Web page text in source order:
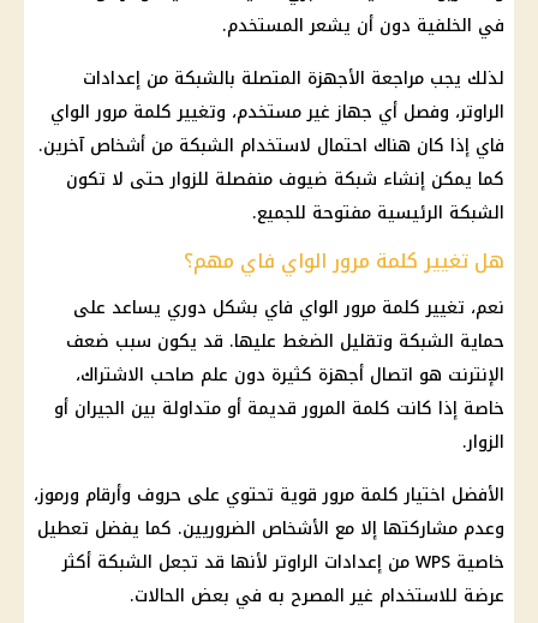
في الخلفية دون أن يشعر المستخدم.
لذلك يجب مراجعة الأجهزة المتصلة بالشبكة من إعدادات
الراوتر، وفصل أي جهاز غير مستخدم، وتغيير كلمة مرور الواي
فاي إذا كان هناك احتمال لاستخدام الشبكة من أشخاص آخرين.
كما يمكن إنشاء شبكة ضيوف منفصلة للزوار حتى لا تكون
الشبكة الرئيسية مفتوحة للجميع.
هل تغيير كلمة مرور الواي فاي مهم؟
نعم، تغيير كلمة مرور الواي فاي بشكل دوري يساعد على
حماية الشبكة وتقليل الضغط عليها. قد يكون سبب ضعف
الإنترنت هو اتصال أجهزة كثيرة دون علم صاحب الاشتراك،
خاصة إذا كانت كلمة المرور قديمة أو متداولة بين الجيران أو
الزوار.
الأفضل اختيار كلمة مرور قوية تحتوي على حروف وأرقام ورموز،
وعدم مشاركتها إلا مع الأشخاص الضروريين. كما يفضل تعطيل
خاصية WPS من إعدادات الراوتر لأنها قد تجعل الشبكة أكثر
عرضة للاستخدام غير المصرح به في بعض الحالات.